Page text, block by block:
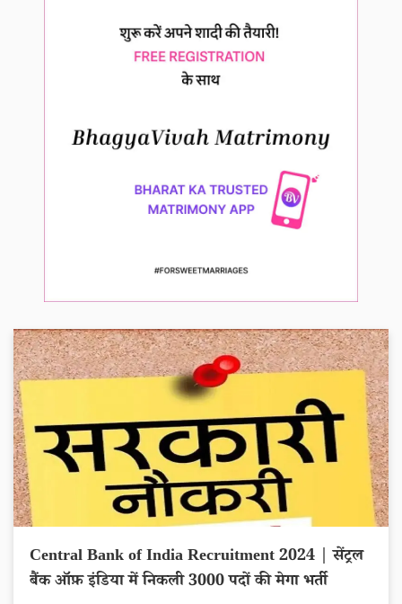
Central Bank of India Recruitment 2024 | सेंट्रल
बैंक ऑफ़ इंडिया में निकली 3000 पदों की मेगा भर्ती